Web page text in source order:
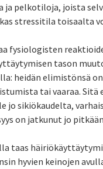
pelkotiloja, joista
stressitila toisaalta
fysiologisten
tason
heidän elimistönsä
tai vaaraa. Sitä
jo sikiökaudelta,
on jatkunut jo
taas
hyvien keinojen